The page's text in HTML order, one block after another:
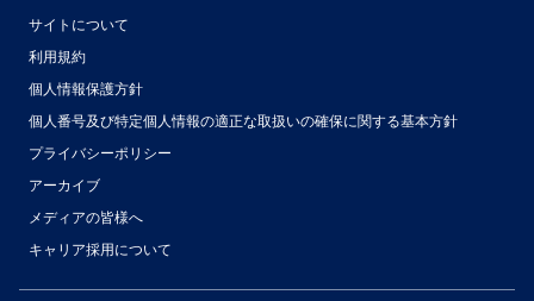
サイトについて
利用規約
個人情報保護方針
個人番号及び特定個人情報の適正な取扱いの確保に関する基本方針
プライバシーポリシー
アーカイブ
メディアの皆様へ
キャリア採用について